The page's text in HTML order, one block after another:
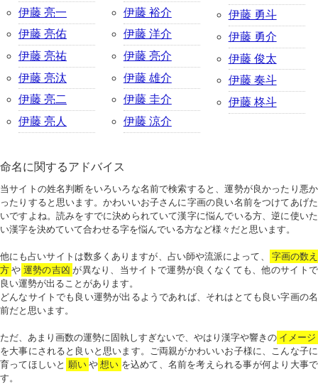
伊藤 亮一
伊藤 亮佑
伊藤 亮祐
伊藤 亮汰
伊藤 亮二
伊藤 亮人
伊藤 裕介
伊藤 洋介
伊藤 亮介
伊藤 雄介
伊藤 圭介
伊藤 涼介
伊藤 勇斗
伊藤 勇介
伊藤 俊太
伊藤 奏斗
伊藤 柊斗
命名に関するアドバイス
当サイトの姓名判断をいろいろな名前で検索すると、運勢が良かったり悪か
ったりすると思います。かわいいお子さんに字画の良い名前をつけてあげた
いですよね。読みをすでに決められていて漢字に悩んでいる方、逆に使いた
い漢字を決めていて合わせる字を悩んでいる方など様々だと思います。
他にも占いサイトは数多くありますが、占い師や流派によって、
字画の数え
方 や 運勢の吉凶 が異なり、当サイトで運勢が良くなくても、他のサイトで
良い運勢が出ることがあります。
どんなサイトでも良い運勢が出るようであれば、それはとても良い字画の名
前だと思います。
ただ、あまり画数の運勢に固執しすぎないで、やはり漢字や響きの イメージ
を大事にされると良いと思います。ご両親がかわいいお子様に、こんな子に
育ってほしいと 願い や 想い を込めて、名前を考えられる事が何より大事で
す。